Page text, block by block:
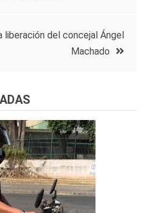
liberación del concejal Ángel
Machado